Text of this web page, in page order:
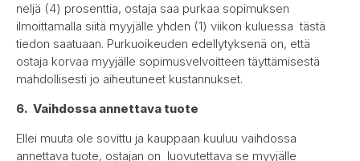
neljä (4) prosenttia, ostaja saa purkaa sopimuksen
ilmoittamalla siitä myyjälle yhden (1) viikon kuluessa tästä
tiedon saatuaan. Purkuoikeuden edellytyksenä on, että
ostaja korvaa myyjälle sopimusvelvoitteen täyttämisestä
mahdollisesti jo aiheutuneet kustannukset.
6. Vaihdossa annettava tuote
Ellei muuta ole sovittu ja kauppaan kuuluu vaihdossa
annettava tuote, ostajan on luovutettava se myyjälle